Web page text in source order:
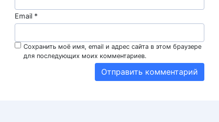
Email *
Сохранить моё имя, email и адрес сайта в этом браузере
для последующих моих комментариев.